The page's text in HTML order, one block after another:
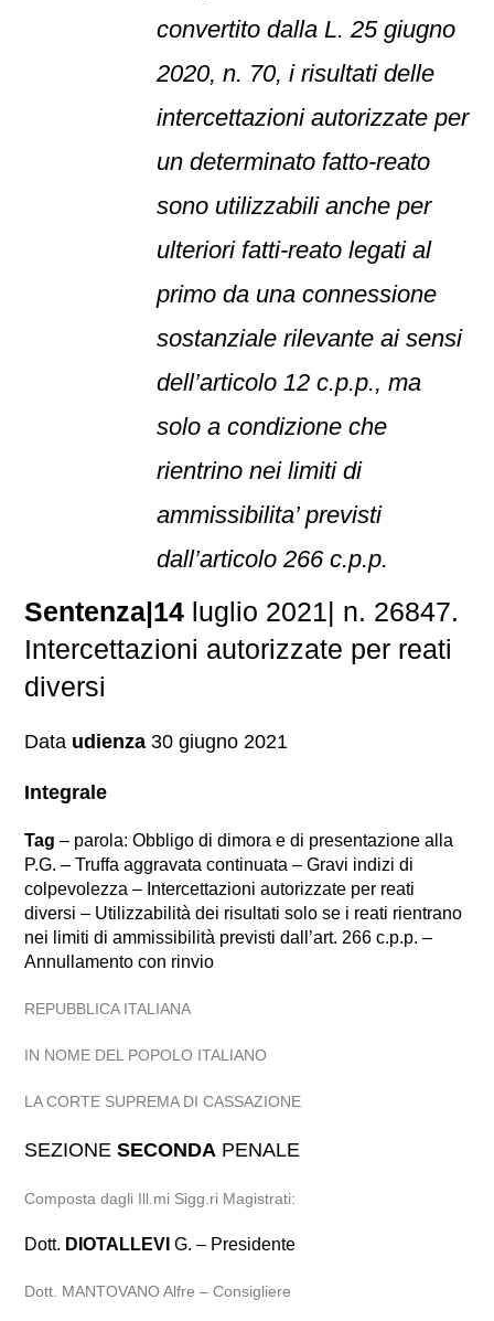
convertito dalla L. 25 giugno
2020, n. 70, i risultati delle
intercettazioni autorizzate per
un determinato fatto-reato
sono utilizzabili anche per
ulteriori fatti-reato legati al
primo da una connessione
sostanziale rilevante ai sensi
dell’articolo 12 c.p.p., ma
solo a condizione che
rientrino nei limiti di
ammissibilita’ previsti
dall’articolo 266 c.p.p.
Sentenza|14 luglio 2021| n. 26847.
Intercettazioni autorizzate per reati
diversi
Data udienza 30 giugno 2021
Integrale
Tag – parola: Obbligo di dimora e di presentazione alla
P.G. – Truffa aggravata continuata – Gravi indizi di
colpevolezza – Intercettazioni autorizzate per reati
diversi – Utilizzabilità dei risultati solo se i reati rientrano
nei limiti di ammissibilità previsti dall’art. 266 c.p.p. –
Annullamento con rinvio
REPUBBLICA ITALIANA
IN NOME DEL POPOLO ITALIANO
LA CORTE SUPREMA DI CASSAZIONE
SEZIONESECONDA PENALE
Composta dagli Ill.mi Sigg.ri Magistrati:
Dott. DIOTALLEVI G. – Presidente
Dott. MANTOVANO Alfre – Consigliere